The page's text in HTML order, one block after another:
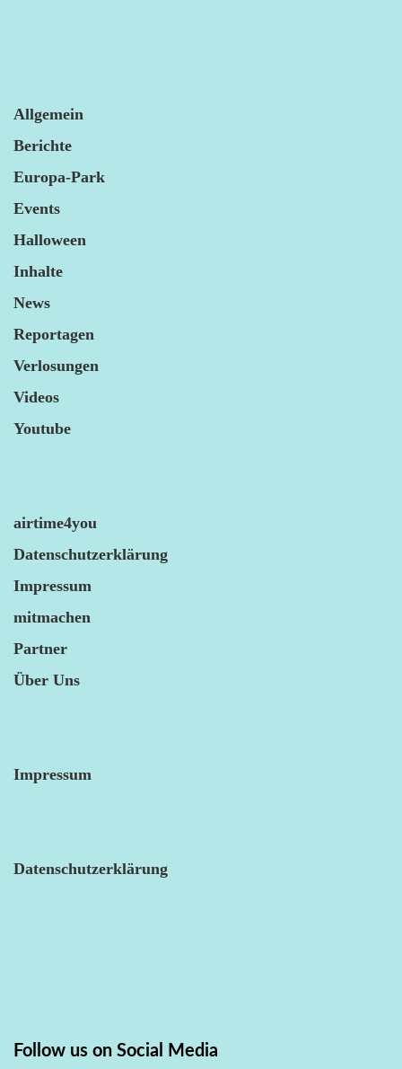
Allgemein
Berichte
Europa-Park
Events
Halloween
Inhalte
News
Reportagen
Verlosungen
Videos
Youtube
airtime4you
Datenschutzerklärung
Impressum
mitmachen
Partner
Über Uns
Impressum
Datenschutzerklärung
Follow us on Social Media